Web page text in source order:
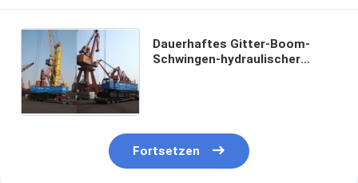
Dauerhaftes Gitter-Boom-
Schwingen-hydraulischer
Fortsetzen